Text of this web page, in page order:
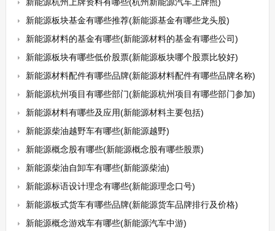
新能源板块基金有哪些推荐(新能源基金有哪些龙头股)
新能源材料的基金有哪些(新能源材料的基金有哪些公司)
新能源板块有哪些低价股票(新能源板块哪个股票比较好)
新能源材料配件有哪些品牌(新能源材料配件有哪些品牌名称)
新能源杭州项目有哪些部门(新能源杭州项目有哪些部门参加)
新能源材料有哪些及应用(新能源材料主要包括)
新能源柴油越野车有哪些(新能源越野)
新能源概念股有哪些(新能源概念股有哪些股票)
新能源柴油自卸车有哪些(新能源柴油)
新能源标语设计理念有哪些(新能源理念口号)
新能源板式货车有哪些品牌(新能源货车品牌排行及价格)
新能源概念游戏车有哪些(新能源汽车中游)